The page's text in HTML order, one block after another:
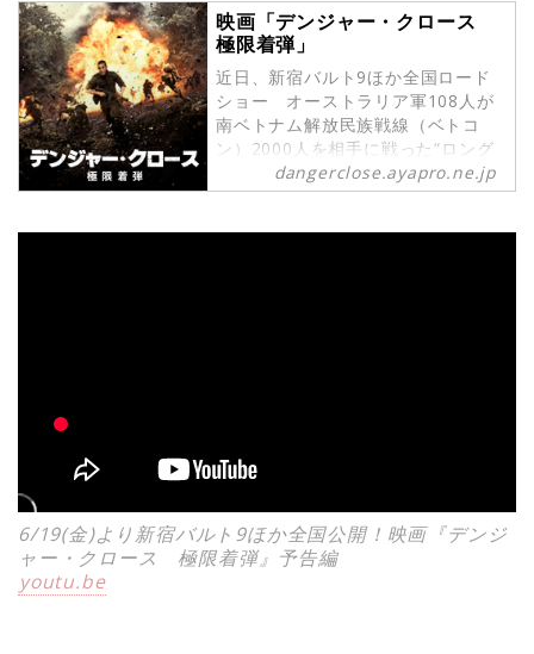
伝説の「ロングタンの戦い」を映画
化する『デンジャー・クロース 極限
着弾』（2020年4月17日公開）。わ
ずか4時間の戦いを描く本格戦争映
画から、監督＆プロデューサーの映
画化への道のりの激白。キャスト＆
スタッフのオフショット含むメイキ
ング画像を独占掲載！
映画「デンジャー・クロース
極限着弾」
近日、新宿バルト9ほか全国ロード
ショー オーストラリア軍108人が
南ベトナム解放民族戦線（ベトコ
ン）2000人を相手に戦った“ロング
タンの戦い”を壮絶に描く、史実を基
にした本格戦争映画、日本上陸！
dangerclose.ayapro.ne.jp
6/19(金)より新宿バルト9ほか全国公開！映画『デンジ
ャー・クロース 極限着弾』予告編
youtu.be